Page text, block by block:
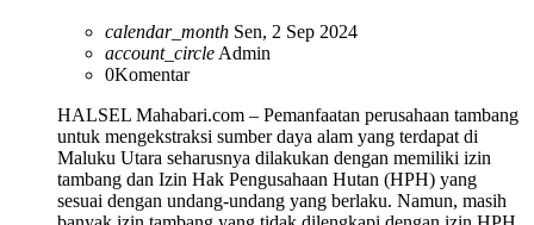
calendar_month Sen, 2 Sep 2024
account_circle Admin
0Komentar
HALSEL Mahabari.com – Pemanfaatan perusahaan tambang
untuk mengekstraksi sumber daya alam yang terdapat di
Maluku Utara seharusnya dilakukan dengan memiliki izin
tambang dan Izin Hak Pengusahaan Hutan (HPH) yang
sesuai dengan undang-undang yang berlaku. Namun, masih